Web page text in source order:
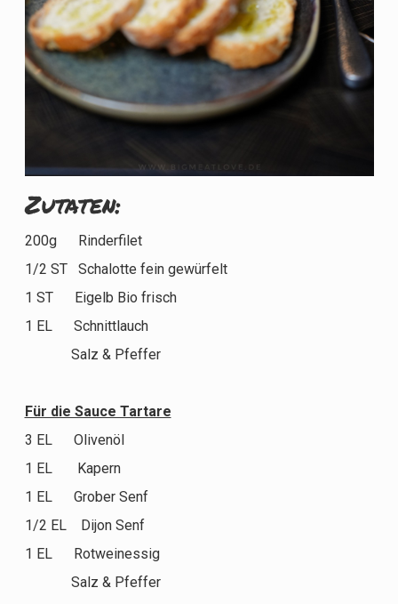
Zutaten:
200g Rinderfilet
1/2 ST Schalotte fein gewürfelt
1 ST Eigelb Bio frisch
1 EL Schnittlauch
Salz & Pfeffer
Für die Sauce Tartare
3 EL Olivenöl
1 EL Kapern
1 EL Grober Senf
1/2 EL Dijon Senf
1 EL Rotweinessig
Salz & Pfeffer